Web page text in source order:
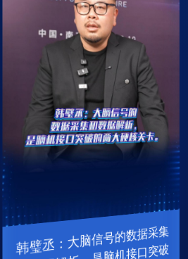
韩
璧丞：大脑信号的数据采集
和
数
据
解
析
，
是
脑
的
两
大
硬
核
关